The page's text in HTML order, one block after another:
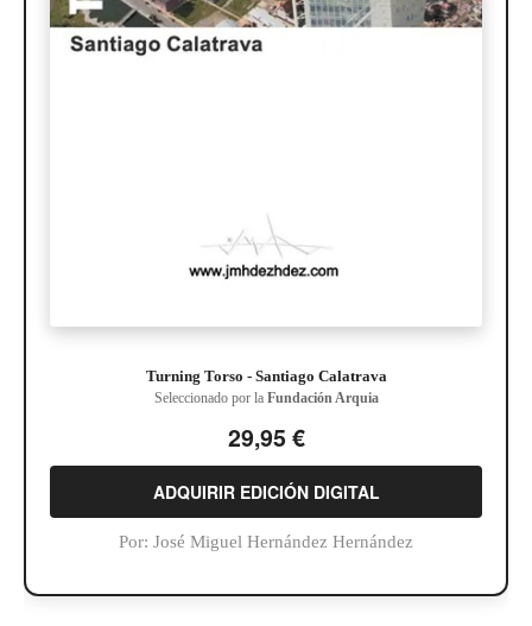
Turning Torso - Santiago Calatrava
Seleccionado por la Fundación Arquia
29,95 €
ADQUIRIR EDICIÓN DIGITAL
Por: José Miguel Hernández Hernández